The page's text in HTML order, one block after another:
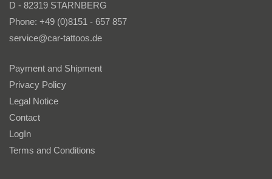
D - 82319 STARNBERG
Phone: +49 (0)8151 - 657 857
service@car-tattoos.de
Payment and Shipment
Privacy Policy
Legal Notice
Contact
LogIn
Terms and Conditions